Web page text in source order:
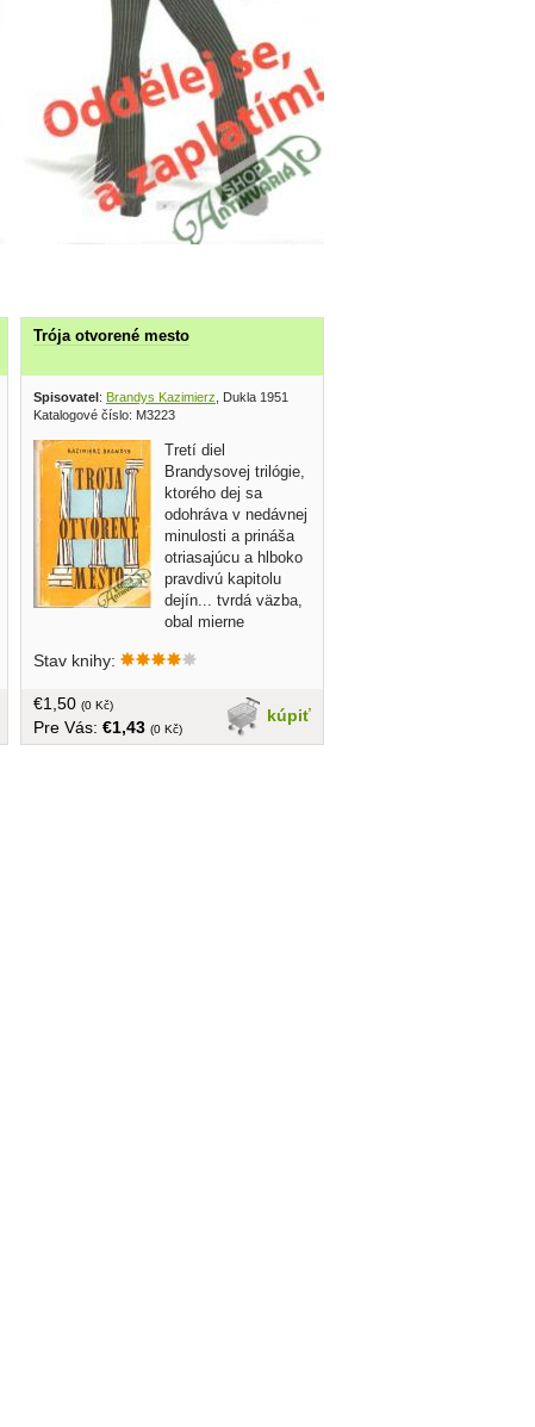
Trója otvorené mesto
Spisovatel: Brandys Kazimierz , Dukla 1951
Katalogové číslo: M3223
Tretí diel
Brandysovej trilógie,
ktorého dej sa
odohráva v nedávnej
minulosti a prináša
otriasajúcu a hlboko
pravdivú kapitolu
dejín... tvrdá väzba,
obal mierne
Stav knihy:
kúpiť
€1,50 (0 Kč)
Pre Vás: €1,43 (0 Kč)